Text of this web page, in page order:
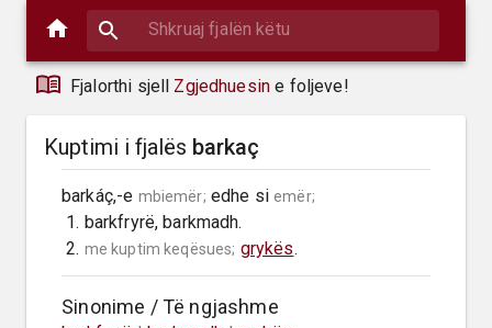
Fjalorthi sjell Zgjedhuesin e foljeve!
Kuptimi i fjalës barkaç
barkáç,-e mbiemër; edhe si emër;
2. me kuptim keqësues; grykës.
Sinonime / Të ngjashme